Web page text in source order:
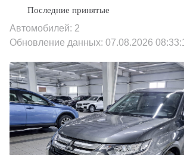
Автомобилей: 2
Обновление данных: 07.08.2026